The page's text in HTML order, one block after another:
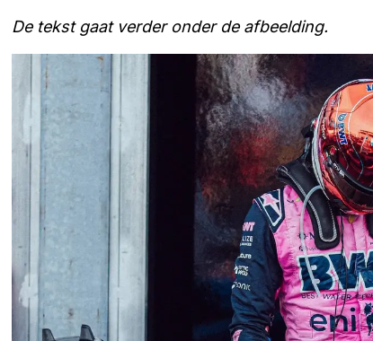
De tekst gaat verder onder de afbeelding.